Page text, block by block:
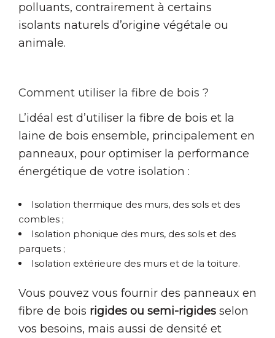
polluants, contrairement à certains
isolants naturels d’origine végétale ou
animale.
Comment utiliser la fibre de bois ?
L’idéal est d’utiliser la fibre de bois et la
laine de bois ensemble, principalement en
panneaux, pour optimiser la performance
énergétique de votre isolation :
Isolation thermique des murs, des sols et des
combles ;
Isolation phonique des murs, des sols et des
parquets ;
Isolation extérieure des murs et de la toiture.
Vous pouvez vous fournir des panneaux en
fibre de bois rigides ou semi-rigides selon
vos besoins, mais aussi de densité et